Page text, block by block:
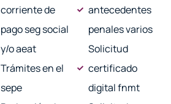
corriente de
pago seg social
y/o aeat
Trámites en el
sepe
antecedentes
penales varios
Solicitud
certificado
digital fnmt